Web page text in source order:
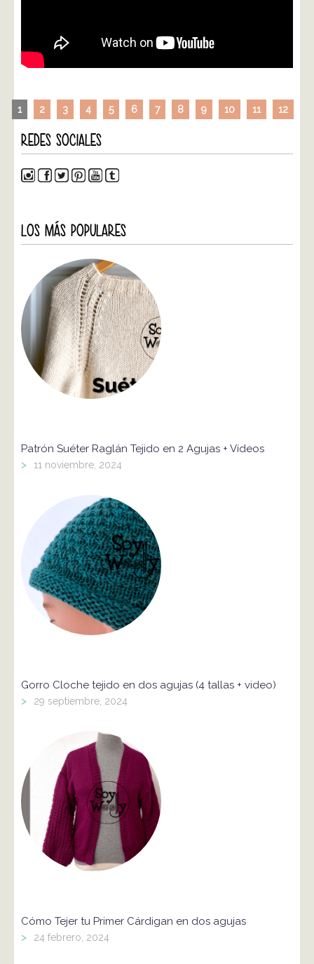
1 2 3 4 5 6 7 8 9 10 11 12
REDES SOCIALES
LOS MÁS POPULARES
Patrón Suéter Raglán Tejido en 2 Agujas + Vídeos
> 11 noviembre, 2024
Gorro Cloche tejido en dos agujas (4 tallas + video)
> 29 septiembre, 2024
Cómo Tejer tu Primer Cárdigan en dos agujas
> 24 febrero, 2024